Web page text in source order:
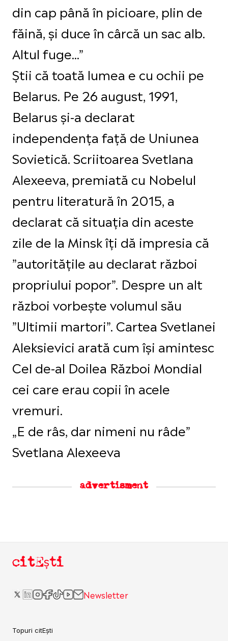
din cap până în picioare, plin de
făină, și duce în cârcă un sac alb.
Altul fuge...”
Știi că toată lumea e cu ochii pe
Belarus. Pe 26 august, 1991,
Belarus și-a declarat
independența față de Uniunea
Sovietică. Scriitoarea Svetlana
Alexeeva, premiată cu Nobelul
pentru literatură în 2015, a
declarat că situația din aceste
zile de la Minsk îți dă impresia că
”autoritățile au declarat război
propriului popor”. Despre un alt
război vorbește volumul său
”Ultimii martori”. Cartea Svetlanei
Aleksievici arată cum își amintesc
Cel de-al Doilea Război Mondial
cei care erau copii în acele
vremuri.
„E de râs, dar nimeni nu râde”
Svetlana Alexeeva
advertisment
citEști
Newsletter
Topuri citEști